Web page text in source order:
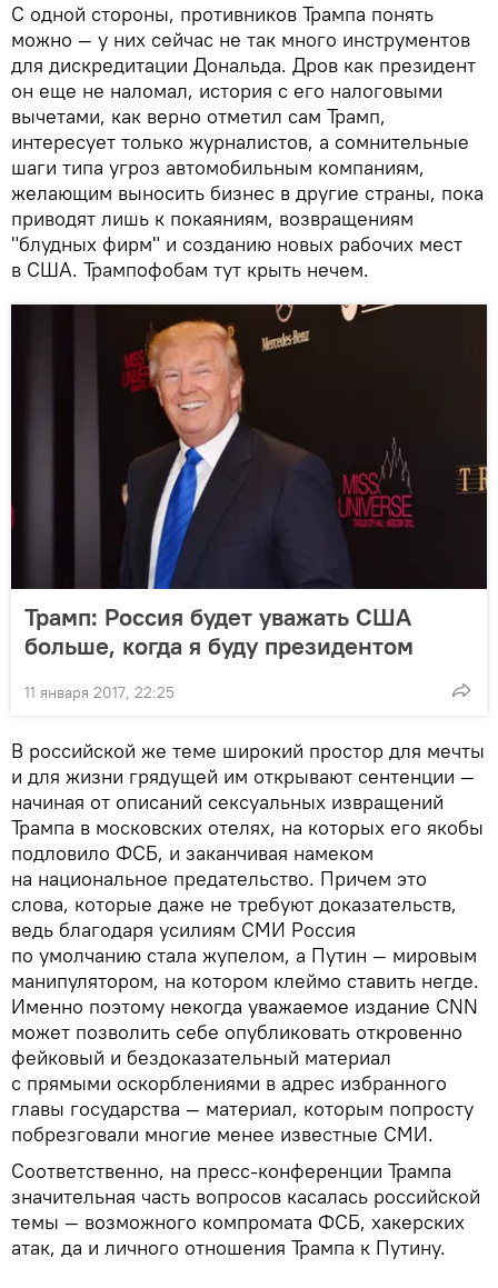
С одной стороны, противников Трампа понять
можно — у них сейчас не так много инструментов
для дискредитации Дональда. Дров как президент
он еще не наломал, история с его налоговыми
вычетами, как верно отметил сам Трамп,
интересует только журналистов, а сомнительные
шаги типа угроз автомобильным компаниям,
желающим выносить бизнес в другие страны, пока
приводят лишь к покаяниям, возвращениям
"блудных фирм" и созданию новых рабочих мест
в США. Трампофобам тут крыть нечем.
Трамп: Россия будет уважать США
больше, когда я буду президентом
11 января 2017, 22:25
В российской же теме широкий простор для мечты
и для жизни грядущей им открывают сентенции —
начиная от описаний сексуальных извращений
Трампа в московских отелях, на которых его якобы
подловило ФСБ, и заканчивая намеком
на национальное предательство. Причем это
слова, которые даже не требуют доказательств,
ведь благодаря усилиям СМИ Россия
по умолчанию стала жупелом, а Путин — мировым
манипулятором, на котором клеймо ставить негде.
Именно поэтому некогда уважаемое издание CNN
может позволить себе опубликовать откровенно
фейковый и бездоказательный материал
с прямыми оскорблениями в адрес избранного
главы государства — материал, которым попросту
побрезговали многие менее известные СМИ.
Соответственно, на пресс-конференции Трампа
значительная часть вопросов касалась российской
темы — возможного компромата ФСБ, хакерских
атак, да и личного отношения Трампа к Путину.